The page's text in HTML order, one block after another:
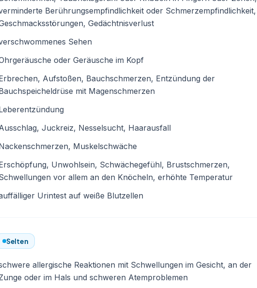
Berührungsempfindlichkeit oder Schmerzempfindlichkeit,
Gedächtnisverlust
Sehen
oder Geräusche im Kopf
Aufstoßen, Bauchschmerzen, Entzündung der
mit Magenschmerzen
Juckreiz, Nesselsucht, Haarausfall
Muskelschwäche
Unwohlsein, Schwächegefühl, Brustschmerzen,
vor allem an den Knöcheln, erhöhte Temperatur
Urintest auf weiße Blutzellen
Selten
allergische Reaktionen mit Schwellungen im Gesicht, an der
oder im Hals und schweren Atemproblemen